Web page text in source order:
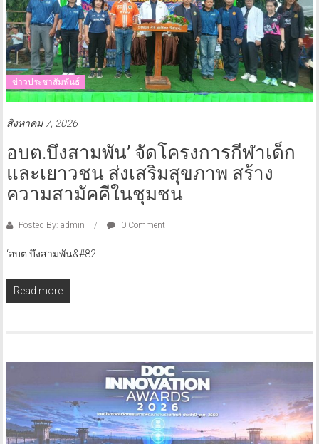
ข่าวประชาสัมพันธ์
สิงหาคม 7, 2026
อบต.บึงสามพัน’​ จัดโครงการกีฬาเด็ก
และเยาวชน ส่งเสริมสุขภาพ สร้าง
ความสามัคคีในชุมชน
Posted By: admin 0 Comment
‘อบต.บึงสามพัน&#82
Read more